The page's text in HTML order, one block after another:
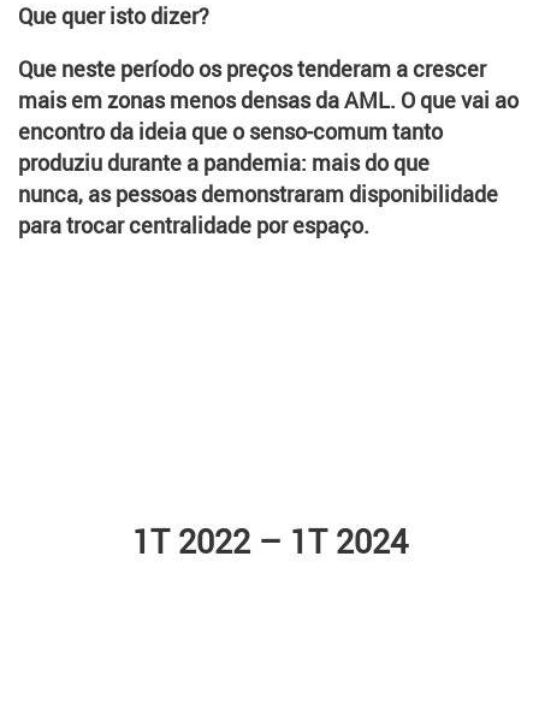
Que quer isto dizer?
Que neste período os preços tenderam a crescer
mais em zonas menos densas da AML. O que vai ao
encontro da ideia que o senso-comum tanto
produziu durante a pandemia: mais do que
nunca, as pessoas demonstraram disponibilidade
para trocar centralidade por espaço.
1T 2022 – 1T 2024